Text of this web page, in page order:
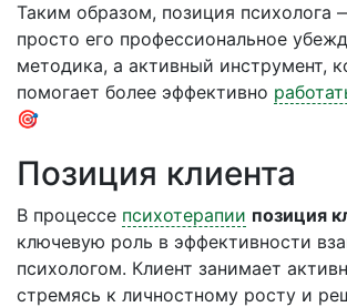
Таким образом, позиция психолога
просто его профессиональное
методика, а активный инструмент,
помогает более эффективно
🎯
Позиция клиента
В процессе психотерапии позиция
ключевую роль в эффективности
психологом. Клиент занимает
стремясь к личностному росту и